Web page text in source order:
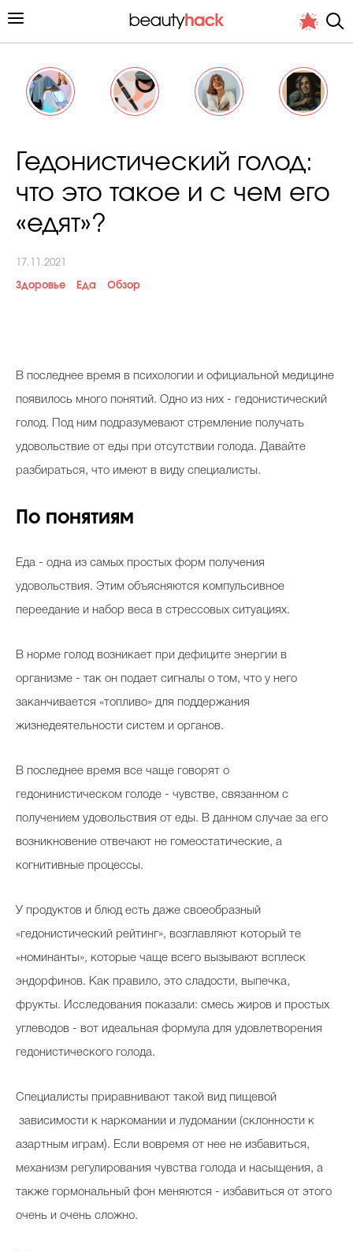
Вопрос эксперту
Папа может
Выбор визажистов
Выбор косметолога
Celebrity дня
Фотоальбом
Beauty- битвы
Тесты
Викторины
Гедонистический голод:
что это такое и с чем его
«едят»?
17.11.2021
Здоровье Еда Обзор
В последнее время в психологии и официальной медицине
появилось много понятий. Одно из них - гедонистический
голод. Под ним подразумевают стремление получать
удовольствие от еды при отсутствии голода. Давайте
разбираться, что имеют в виду специалисты.
По понятиям
Еда - одна из самых простых форм получения
удовольствия. Этим объясняются компульсивное
переедание и набор веса в стрессовых ситуациях.
В норме голод возникает при дефиците энергии в
организме - так он подает сигналы о том, что у него
заканчивается «топливо» для поддержания
жизнедеятельности систем и органов.
В последнее время все чаще говорят о
гедонинистическом голоде - чувстве, связанном с
получением удовольствия от еды. В данном случае за его
возникновение отвечают не гомеостатические, а
когнитивные процессы.
У продуктов и блюд есть даже своеобразный
«гедонистический рейтинг», возглавляют который те
«номинанты», которые чаще всего вызывают всплеск
эндорфинов. Как правило, это сладости, выпечка,
фрукты. Исследования показали: смесь жиров и простых
углеводов - вот идеальная формула для удовлетворения
гедонистического голода.
Специалисты приравнивают такой вид пищевой
зависимости к наркомании и лудомании (склонности к
азартным играм). Если вовремя от нее не избавиться,
механизм регулирования чувства голода и насыщения, а
также гормональный фон меняются - избавиться от этого
очень и очень сложно.